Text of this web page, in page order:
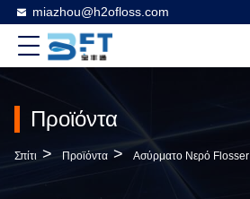
miazhou@h2ofloss.com
Προϊόντα
Σπίτι > Προϊόντα > Ασύρματο Νερό Flosser